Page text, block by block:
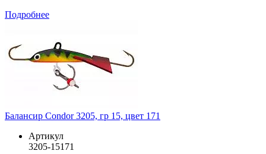
Подробнее
Балансир Condor 3205, гр 15, цвет 171
Артикул
3205-15171